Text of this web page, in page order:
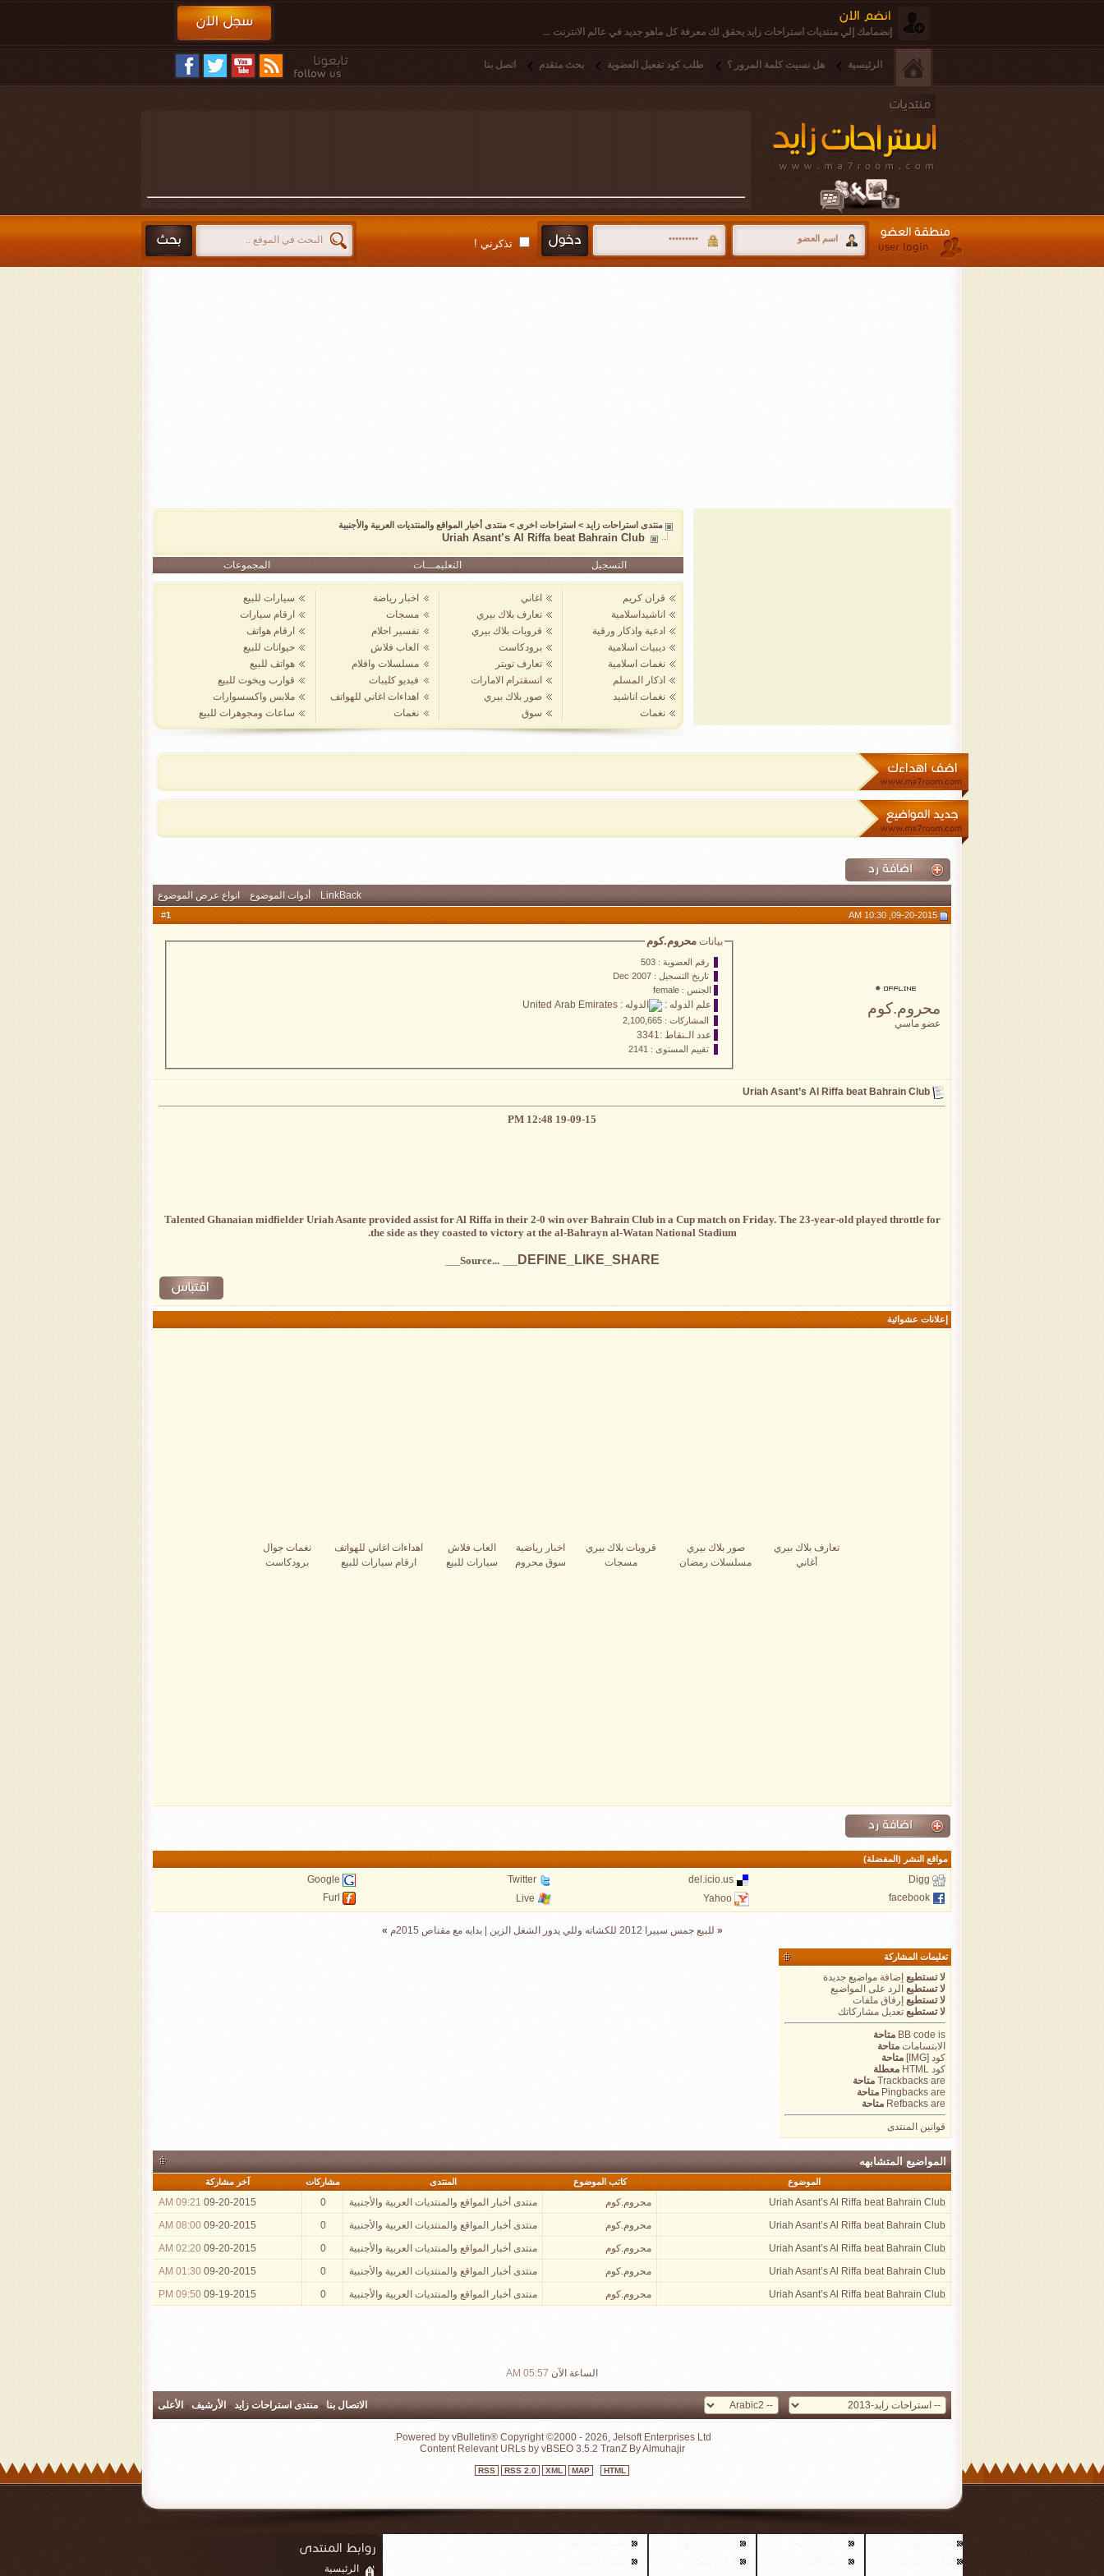
إنضمامك إلي منتديات استراحات زايد يحقق لك معرفة كل ماهو جديد في عالم الانترنت ...
الرئيسية هل نسيت كلمة المرور ؟ طلب كود تفعيل العضوية بحث متقدم اتصل بنا
تذكرني !
منتدى استراحات زايد > استراحات اخرى > منتدى أخبار المواقع والمنتديات العربية والأجنبية
Uriah Asant’s Al Riffa beat Bahrain Club
التسجيل التعليمـــات المجموعات
قران كريم
اناشيداسلامية
ادعية واذكار ورقية
ديبيات اسلامية
نغمات اسلامية
اذكار المسلم
نغمات اناشيد
نغمات
اغاني
تعارف بلاك بيري
قروبات بلاك بيري
برودكاست
تعارف تويتر
انسقترام الامارات
صور بلاك بيري
سوق
اخبار رياضة
مسجات
تفسير احلام
العاب فلاش
مسلسلات وافلام
فيديو كليبات
اهداءات اغاني للهواتف
نغمات
سيارات للبيع
ارقام سيارات
ارقام هواتف
حيوانات للبيع
هواتف للبيع
قوارب ويخوت للبيع
ملابس واكسسوارات
ساعات ومجوهرات للبيع
LinkBack أدوات الموضوع انواع عرض الموضوع
1
محروم.كوم
عضو ماسي
بيانات محروم.كوم
رقم العضوية : 503
تاريخ التسجيل : Dec 2007
الجنس : female
علم الدوله :
المشاركات : 2,100,665
عدد الـنقاط :3341
تقييم المستوى : 2141
Uriah Asant’s Al Riffa beat Bahrain Club
19-09-15 12:48 PM
Talented Ghanaian midfielder Uriah Asante provided assist for Al Riffa in their 2-0 win over Bahrain Club in a Cup match on Friday. The 23-year-old played throttle for
the side as they coasted to victory at the al-Bahrayn al-Watan National Stadium.
Source...__DEFINE_LIKE_SHARE__
إعلانات عشوائية
تعارف بلاك بيري صور بلاك بيري قروبات بلاك بيري اخبار رياضية العاب فلاش اهداءات اغاني للهواتف
نغمات جوال
أغاني
مسلسلات رمضان مسجات سوق محروم سيارات للبيع ارقام سيارات للبيع برودكاست
مواقع النشر (المفضلة)
Digg
del.icio.us
Twitter
Google
facebook
Yahoo
Live
Furl
« للبيع جمس سييرا 2012 للكشاته وللي يدور الشغل الزين |بدايه مع مقناص 2015م »
تعليمات المشاركة
لا تستطيع إضافة مواضيع جديدة
لا تستطيع الرد على المواضيع
لا تستطيع إرفاق ملفات
لا تستطيع تعديل مشاركاتك
BB code is
متاحة
الابتسامات متاحة
كود [IMG]
متاحة
كود HTML
معطلة
Trackbacks are
متاحة
Pingbacks are
متاحة
Refbacks are
متاحة
قوانين المنتدى
المواضيع المتشابهه
الموضوع كاتب الموضوع المنتدى مشاركات آخر مشاركة
Uriah Asant’s Al Riffa beat Bahrain Club محروم.كوم منتدى أخبار المواقع والمنتديات العربية والأجنبية 0
09-20-2015
09:21 AM
Uriah Asant’s Al Riffa beat Bahrain Club
محروم.كوم منتدى أخبار المواقع والمنتديات العربية والأجنبية 0
09-20-2015
08:00 AM
Uriah Asant’s Al Riffa beat Bahrain Club
محروم.كوم منتدى أخبار المواقع والمنتديات العربية والأجنبية 0
09-20-2015
02:20 AM
Uriah Asant’s Al Riffa beat Bahrain Club
محروم.كوم منتدى أخبار المواقع والمنتديات العربية والأجنبية 0
09-20-2015
01:30 AM
Uriah Asant’s Al Riffa beat Bahrain Club
محروم.كوم منتدى أخبار المواقع والمنتديات العربية والأجنبية 0
09-19-2015
09:50 PM
الساعة الآن 05:57 AM
الاتصال بنا- منتدى استراحات زايد- الأرشيف - الأعلى
Powered by vBulletin® Copyright ©2000 - 2026, Jelsoft Enterprises Ltd.
Content Relevant URLs by vBSEO3.5.2 TranZ By Almuhajir
RSS RSS 2.0 XML MAP HTML
الرئيسية